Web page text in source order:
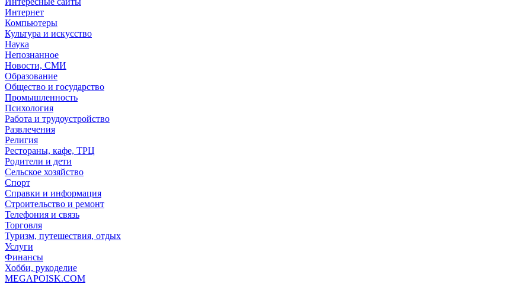
Интернет
Компьютеры
Культура и искусство
Наука
Непознанное
Новости, СМИ
Образование
Общество и государство
Промышленность
Психология
Работа и трудоустройство
Развлечения
Религия
Рестораны, кафе, ТРЦ
Родители и дети
Сельское хозяйство
Спорт
Справки и информация
Строительство и ремонт
Телефония и связь
Торговля
Туризм, путешествия, отдых
Услуги
Финансы
Хобби, рукоделие
MEGAPOISK.COM